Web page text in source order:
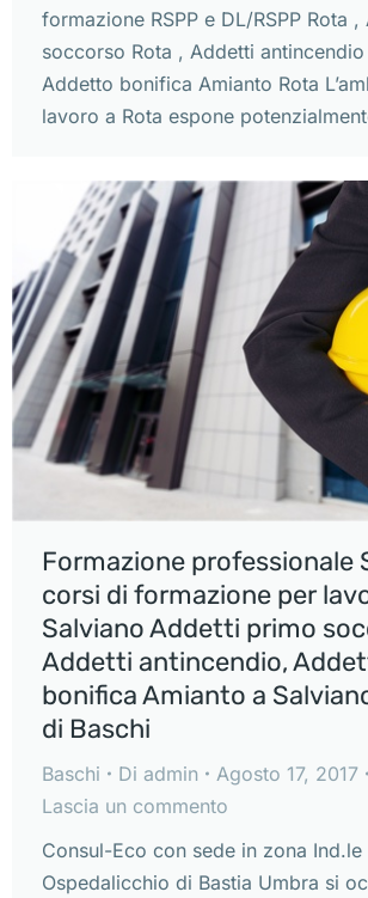
formazione RSPP e DL/RSPP Rota
soccorso Rota , Addetti antincendio
Addetto bonifica Amianto Rota
lavoro a Rota espone
Formazione professionale
corsi di formazione per
Salviano Addetti primo
Addetti antincendio,
bonifica Amianto a
di Baschi
Baschi Di admin
Agosto 17, 2017
Lascia un commento
Consul-Eco con sede in zona Ind.le
Ospedalicchio di Bastia Umbra si